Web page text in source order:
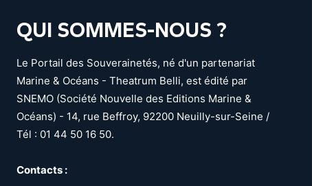
QUI SOMMES-NOUS ?
Le Portail des Souverainetés, né d'un partenariat
Marine & Océans - Theatrum Belli, est édité par
SNEMO (Société Nouvelle des Editions Marine &
Océans) - 14, rue Beffroy, 92200 Neuilly-sur-Seine /
Tél : 01 44 50 16 50.
Contacts :